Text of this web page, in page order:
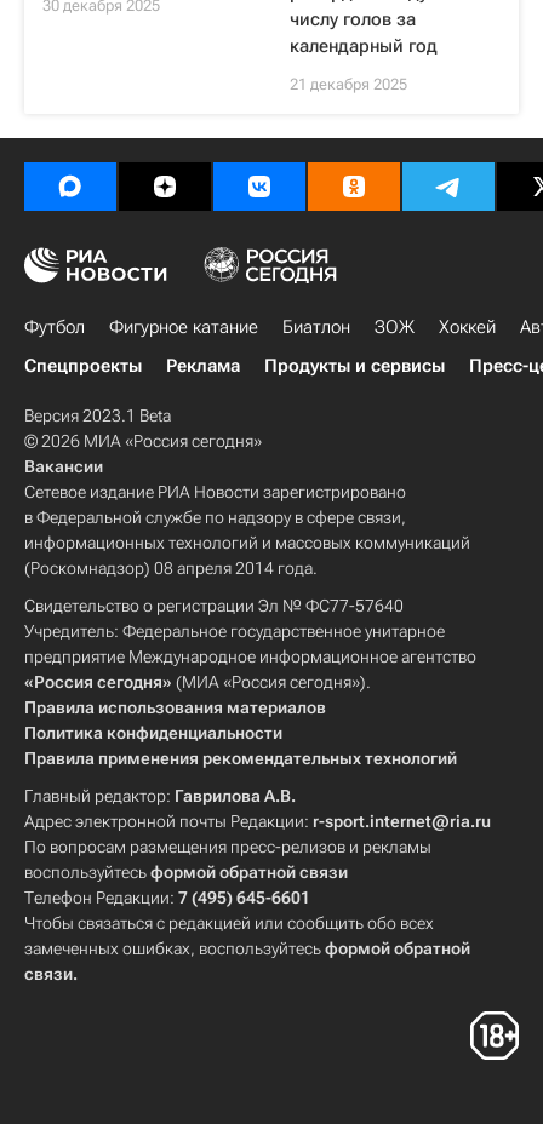
30 декабря 2025
числу голов за
календарный год
21 декабря 2025
Футбол Фигурное катание Биатлон ЗОЖ Хоккей
Спецпроекты
Реклама Продукты и сервисы Пресс-
Версия 2023.1 Beta
© 2026 МИА «Россия сегодня»
Вакансии
Сетевое издание РИА Новости зарегистрировано
в Федеральной службе по надзору в сфере связи,
информационных технологий и массовых коммуникаций
(Роскомнадзор) 08 апреля 2014 года.
Свидетельство о регистрации Эл № ФС77-57640
Учредитель: Федеральное государственное унитарное
предприятие Международное информационное агентство
«Россия сегодня» (МИА «Россия сегодня»).
Правила использования материалов
Политика конфиденциальности
Правила применения рекомендательных технологий
Главный редактор: Гаврилова А.В.
Адрес электронной почты Редакции: r-sport.internet@ria.ru
По вопросам размещения пресс-релизов и рекламы
воспользуйтесьформой обратной связи
Телефон Редакции: 7 (495) 645-6601
Чтобы связаться с редакцией или сообщить обо всех
замеченных ошибках, воспользуйтесьформой обратной
связи.